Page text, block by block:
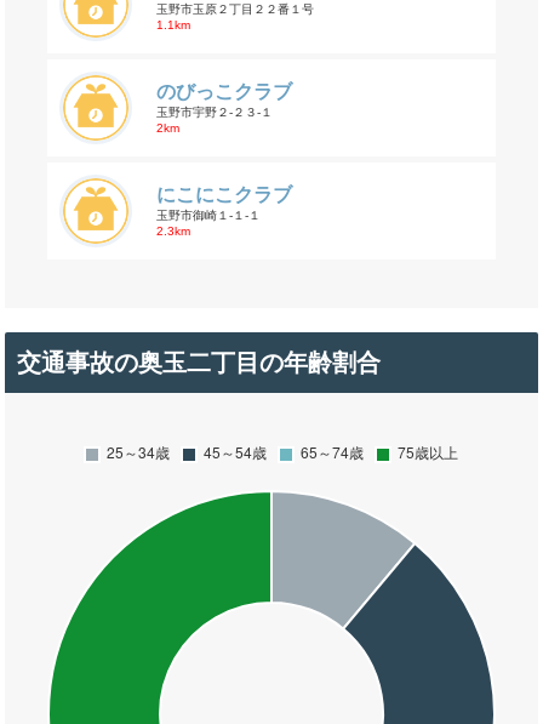
玉野市玉原２丁目２２番１号
1.1km
のびっこクラブ
玉野市宇野２-２３-１
2km
にこにこクラブ
玉野市御崎１-１-１
2.3km
交通事故の奥玉二丁目の年齢割合